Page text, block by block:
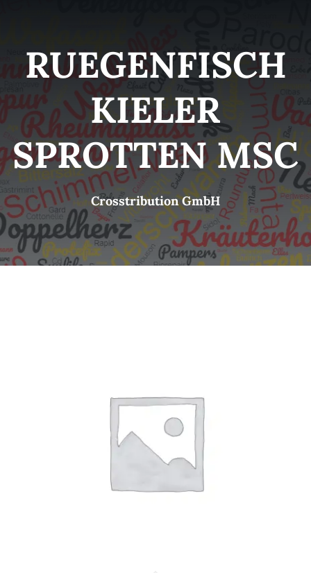
Brands
B2B-Shop
Kontakt
RUEGENFISCH
KIELER
SPROTTEN MSC
Crosstribution GmbH